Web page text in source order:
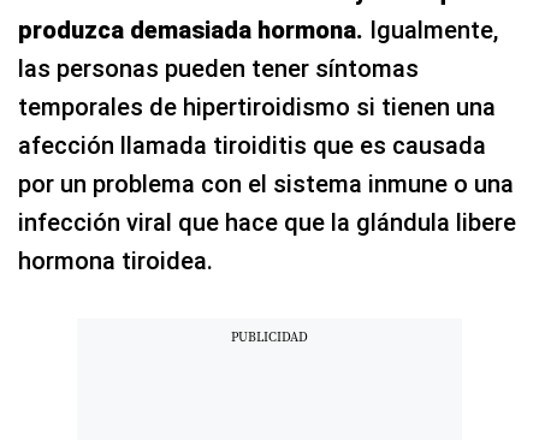
produzca demasiada hormona. Igualmente,
las personas pueden tener síntomas
temporales de hipertiroidismo si tienen una
afección llamada tiroiditis que es causada
por un problema con el sistema inmune o una
infección viral que hace que la glándula libere
hormona tiroidea.